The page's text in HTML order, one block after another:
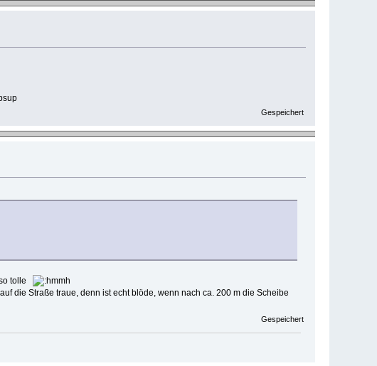
Gespeichert
tolle
die Straße traue, denn ist echt blöde, wenn nach ca. 200 m die Scheibe
Gespeichert